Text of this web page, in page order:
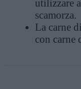
utilizzare
scamorza.
La carne
con carne